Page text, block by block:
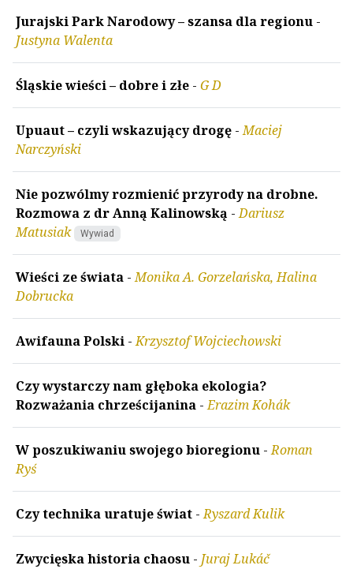
Jurajski Park Narodowy – szansa dla regionu -
Justyna Walenta
Śląskie wieści – dobre i złe - G D
Upuaut – czyli wskazujący drogę -Maciej
Narczyński
Nie pozwólmy rozmienić przyrody na drobne.
Rozmowa z dr Anną Kalinowską -Dariusz
Matusiak
Wywiad
Wieści ze świata -Monika A. Gorzelańska, Halina
Dobrucka
Awifauna Polski -Krzysztof Wojciechowski
Czy wystarczy nam głęboka ekologia?
Rozważania chrześcijanina -Erazim Kohák
W poszukiwaniu swojego bioregionu -Roman
Ryś
Czy technika uratuje świat -Ryszard Kulik
Zwycięska historia chaosu - Juraj Lukáč